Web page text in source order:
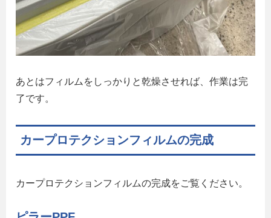
あとはフィルムをしっかりと乾燥させれば、作業は完
了です。
カープロテクションフィルムの完成
カープロテクションフィルムの完成をご覧ください。